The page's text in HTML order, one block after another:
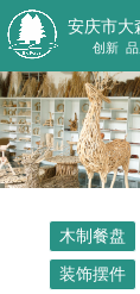
安庆市大
创新 品
木制餐盘
装饰摆件